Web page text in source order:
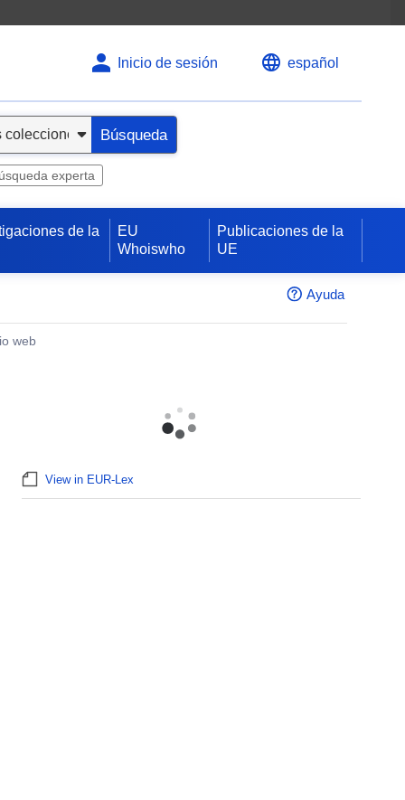
Inicio de sesión español
Búsqueda
experta
de la
EU
Whoiswho
Publicaciones de la
UE
Ayuda
web
View in EUR-Lex